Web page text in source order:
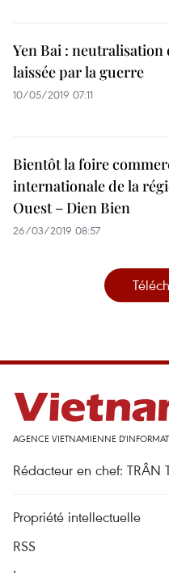
Yen Bai : neutralisation
laissée par la guerre
10/05/2019 07:11
Bientôt la foire
internationale de la
Ouest – Dien Bien
26/03/2019 08:57
AGENCE VIETNAMIENNE
Rédacteur en chef: TRÂN
Propriété intellectuelle
RSS